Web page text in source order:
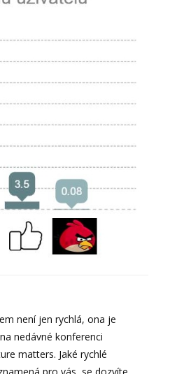
není jen rychlá, ona je
nedávné konferenci
matters. Jaké rychlé